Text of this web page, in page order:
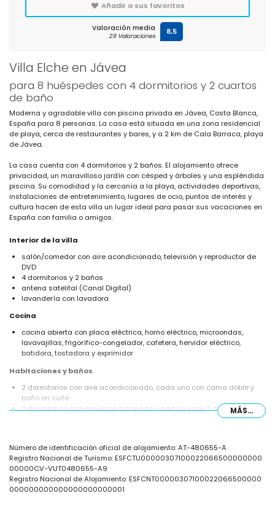
Villa Elche en Jávea
para 8 huéspedes con 4 dormitorios y 2 cuartos
de baño
Moderna y agradable villa con piscina privada en Jávea, Costa Blanca,
España para 8 personas. La casa está situada en una zona residencial
de playa, cerca de restaurantes y bares, y a 2 km de Cala Barraca, playa
de Jávea.
La casa cuenta con 4 dormitorios y 2 baños. El alojamiento ofrece
privacidad, un maravilloso jardín con césped y árboles y una espléndida
piscina. Su comodidad y la cercanía a la playa, actividades deportivas,
instalaciones de entretenimiento, lugares de ocio, puntos de interés y
cultura hacen de esta villa un lugar ideal para pasar sus vacaciones en
España con familia o amigos.
Interior de la villa
salón/comedor con aire acondicionado, televisión y reproductor de
DVD
4 dormitorios y 2 baños
antena satelital (Canal Digital)
lavandería con lavadora
Cocina
cocina abierta con placa eléctrica, horno eléctrico, microondas,
lavavajillas, frigorífico-congelador, cafetera, hervidor eléctrico,
batidora, tostadora y exprimidor
Habitaciones y baños
2 dormitorios con aire acondicionado, cada uno con cama doble y
baño en suite
2 dormitorios con aire acondicionado, cada uno con 2 camas
Exterior de la villa
parcela cerrada
piscina privada de 8m x 4m y 2m de profundidad
maravilloso jardín con césped, árboles y muebles de jardín con
tumbonas
MÁS...
Número de identificación oficial de alojamiento: AT-480655-A
Registro Nacional de Turismo: ESFCTU00000307100022066500000000
00000CV-VUT0480655-A9
Registro Nacional de Alojamiento: ESFCNT00000307100022066500000
000000000000000000000001
Añadir a sus favoritos
Valoración media
29 Valoraciones 8,5